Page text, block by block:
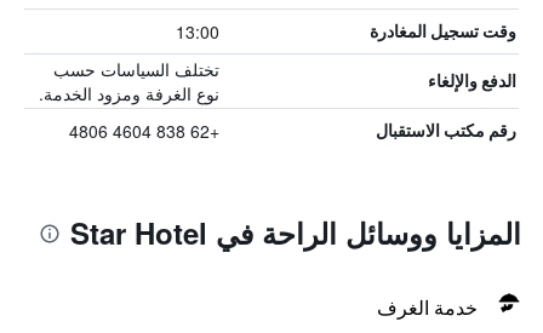
وقت تسجيل المغادرة 13:00
الدفع والإلغاء
تختلف السياسات حسب
نوع الغرفة ومزود الخدمة.
رقم مكتب الاستقبال +62 838 4604 4806
المزايا ووسائل الراحة في Star Hotel
خدمة الغرف